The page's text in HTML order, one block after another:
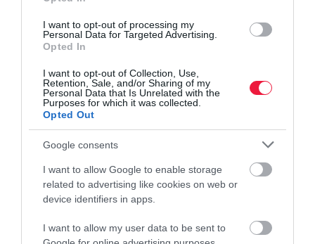
I want to opt-out of processing my
Personal Data for Targeted Advertising.
Opted In
I want to opt-out of Collection, Use,
Retention, Sale, and/or Sharing of my
Personal Data that Is Unrelated with the
Purposes for which it was collected.
Opted Out
Google consents
I want to allow Google to enable storage
related to advertising like cookies on web or
device identifiers in apps.
I want to allow my user data to be sent to
A beruházó és a generálkivitelező ezúton is köszöni a helyi
Salgótarján hamarosan egy modern, meghatározó kereskedelmi
központtal gazdagodik.
stop shop